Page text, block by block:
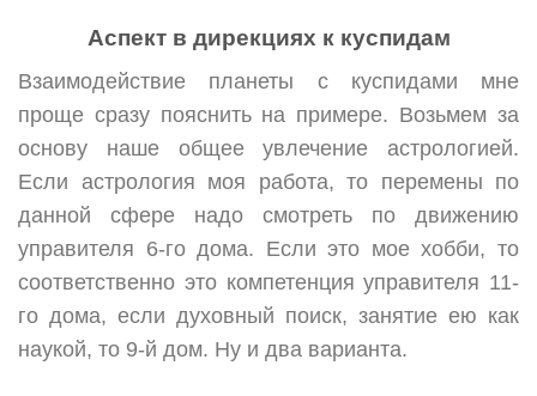
Аспект в дирекциях к куспидам
Взаимодействие планеты с куспидами мне
проще сразу пояснить на примере. Возьмем за
основу наше общее увлечение астрологией.
Если астрология моя работа, то перемены по
данной сфере надо смотреть по движению
управителя 6-го дома. Если это мое хобби, то
соответственно это компетенция управителя 11-
го дома, если духовный поиск, занятие ею как
наукой, то 9-й дом. Ну и два варианта.